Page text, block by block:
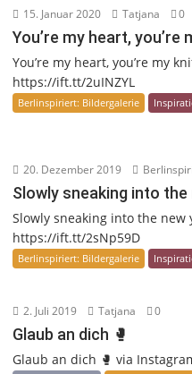
15. Januar 2020 Tatjana 0
You’re my heart, you’re
You’re my heart, you’re my
https://ift.tt/2uINZYL
Berlinspiriert: Bildergalerie
20. Dezember 2019
Slowly sneaking into the
Slowly sneaking into the new
https://ift.tt/2sNp59D
Berlinspiriert: Bildergalerie
2. Juli 2019 Tatjana 0
Glaub an dich 🥊
Glaub an dich 🥊 via